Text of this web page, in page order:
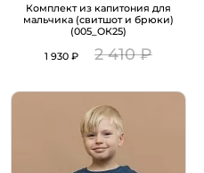
Комплект из капитония для
мальчика (свитшот и брюки)
(005_ОК25)
1 930 ₽ 2 410 ₽